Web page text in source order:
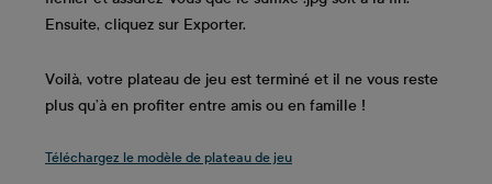
Ensuite, cliquez sur Exporter.
Voilà, votre plateau de jeu est terminé et il ne vous reste
plus qu’à en profiter entre amis ou en famille !
Téléchargez le modèle de plateau de jeu